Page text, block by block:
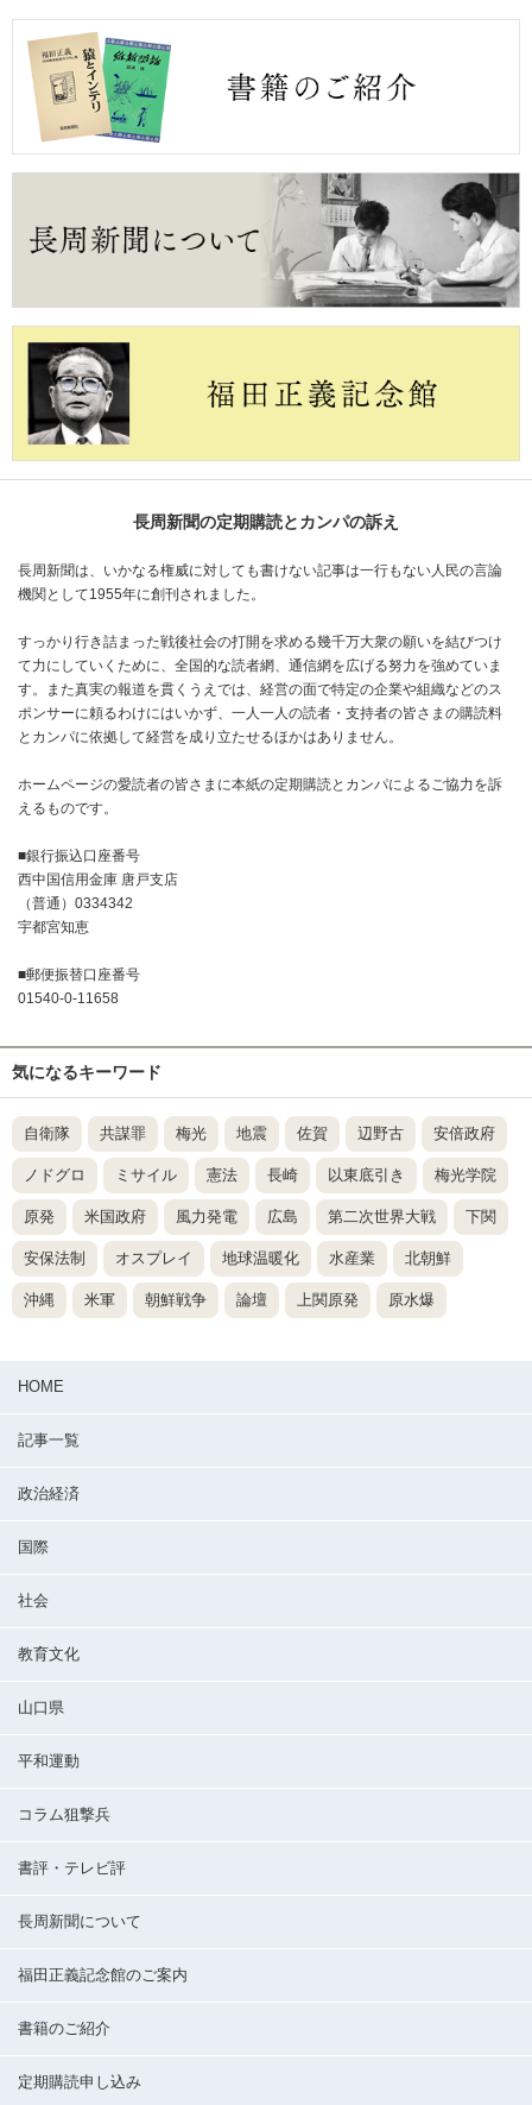
長周新聞の定期購読とカンパの訴え
長周新聞は、いかなる権威に対しても書けない記事は一行もない人民の言論
機関として1955年に創刊されました。
すっかり行き詰まった戦後社会の打開を求める幾千万大衆の願いを結びつけ
て力にしていくために、全国的な読者網、通信網を広げる努力を強めていま
す。また真実の報道を貫くうえでは、経営の面で特定の企業や組織などのス
ポンサーに頼るわけにはいかず、一人一人の読者・支持者の皆さまの購読料
とカンパに依拠して経営を成り立たせるほかはありません。
ホームページの愛読者の皆さまに本紙の定期購読とカンパによるご協力を訴
えるものです。
■銀行振込口座番号
西中国信用金庫 唐戸支店
（普通）0334342
宇都宮知恵
■郵便振替口座番号
01540-0-11658
気になるキーワード
自衛隊 共謀罪 梅光 地震 佐賀 辺野古 安倍政府
ノドグロ ミサイル 憲法 長崎 以東底引き 梅光学院
原発 米国政府 風力発電 広島 第二次世界大戦 下関
安保法制 オスプレイ 地球温暖化 水産業 北朝鮮
沖縄 米軍 朝鮮戦争 論壇 上関原発 原水爆
HOME
記事一覧
政治経済
国際
社会
教育文化
山口県
平和運動
コラム狙撃兵
書評・テレビ評
長周新聞について
福田正義記念館のご案内
書籍のご紹介
定期購読申し込み